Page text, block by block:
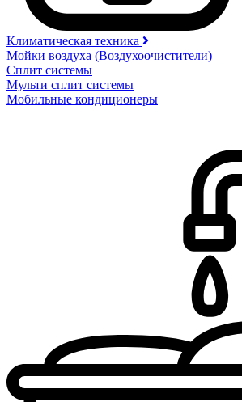
Климатическая техника
Мойки воздуха (Воздухоочистители)
Сплит системы
Мульти сплит системы
Мобильные кондиционеры